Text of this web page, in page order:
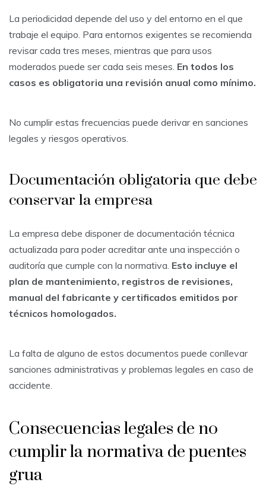
La periodicidad depende del uso y del entorno en el que
trabaje el equipo. Para entornos exigentes se recomienda
revisar cada tres meses, mientras que para usos
moderados puede ser cada seis meses. En todos los
casos es obligatoria una revisión anual como mínimo.
No cumplir estas frecuencias puede derivar en sanciones
legales y riesgos operativos.
Documentación obligatoria que debe
conservar la empresa
La empresa debe disponer de documentación técnica
actualizada para poder acreditar ante una inspección o
auditoría que cumple con la normativa. Esto incluye el
plan de mantenimiento, registros de revisiones,
manual del fabricante y certificados emitidos por
técnicos homologados.
La falta de alguno de estos documentos puede conllevar
sanciones administrativas y problemas legales en caso de
accidente.
Consecuencias legales de no
cumplir la normativa de puentes
grua